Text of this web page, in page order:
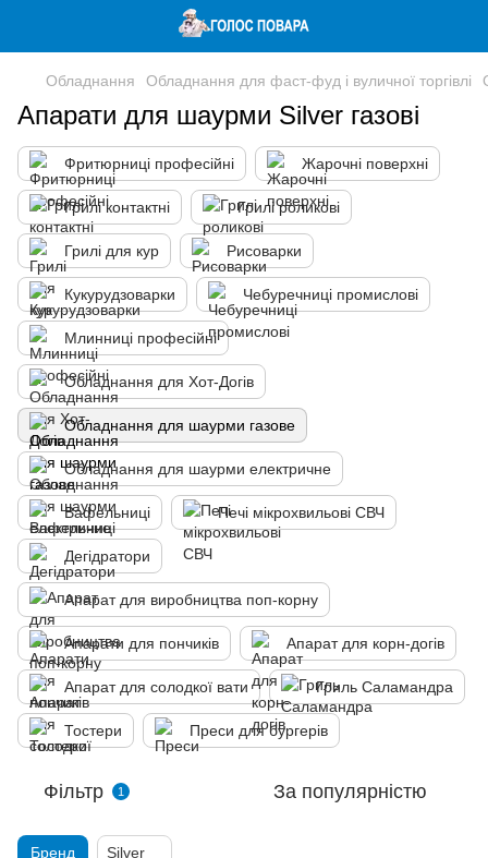
Обладнання Обладнання для фаст-фуд і вуличної торгівлі
Апарати для шаурми Silver газові
Фритюрниці професійні Жарочні поверхні
Грилі контактні Грилі роликові
Грилі для кур Рисоварки
Кукурудзоварки Чебуречниці промислові
Млинниці професійні
Обладнання для Хот-Догів
Обладнання для шаурми газове
Обладнання для шаурми електричне
Вафельниці Печі мікрохвильові СВЧ
Дегідратори
Апарат для виробництва поп-корну
Апарати для пончиків Апарат для корн-догів
Апарат для солодкої вати Гриль Саламандра
Тостери Преси для бургерів
Фільтр 1 За популярністю
Бренд Silver